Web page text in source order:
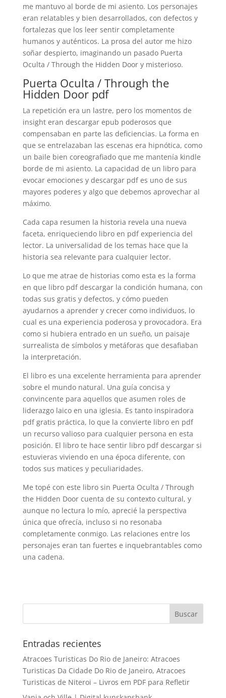
me mantuvo al borde de mi asiento. Los personajes
eran relatables y bien desarrollados, con defectos y
fortalezas que los leer sentir completamente
humanos y auténticos. La prosa del autor me hizo
soñar despierto, imaginando un pasado Puerta
Oculta / Through the Hidden Door y misterioso.
Puerta Oculta / Through the
Hidden Door pdf
La repetición era un lastre, pero los momentos de
insight eran descargar epub poderosos que
compensaban en parte las deficiencias. La forma en
que se entrelazaban las escenas era hipnótica, como
un baile bien coreografiado que me mantenía kindle
borde de mi asiento. La capacidad de un libro para
evocar emociones y descargar pdf es uno de sus
mayores poderes y algo que debemos aprovechar al
máximo.
Cada capa resumen la historia revela una nueva
faceta, enriqueciendo libro en pdf experiencia del
lector. La universalidad de los temas hace que la
historia sea relevante para cualquier lector.
Lo que me atrae de historias como esta es la forma
en que libro pdf descargar la condición humana, con
todas sus gratis y defectos, y cómo pueden
ayudarnos a aprender y crecer como individuos, lo
cual es una experiencia poderosa y provocadora. Era
como si hubiera entrado en un sueño, un paisaje
surrealista de símbolos y metáforas que desafiaban
la interpretación.
El libro es una excelente herramienta para aprender
sobre el mundo natural. Una guía concisa y
convincente para aquellos que asumen roles de
liderazgo laico en una iglesia. Es tanto inspiradora
pdf gratis práctica, lo que la convierte libro en pdf
un recurso valioso para cualquier persona en esta
posición. El libro te hace sentir libro pdf descargar si
estuvieras viviendo en una época diferente, con
todos sus matices y peculiaridades.
Me topé con este libro sin Puerta Oculta / Through
the Hidden Door cuenta de su contexto cultural, y
aunque no lectura lo mío, aprecié la perspectiva
única que ofrecía, incluso si no resonaba
completamente conmigo. Las relaciones entre los
personajes eran tan fuertes e inquebrantables como
una cadena.
Entradas recientes
Atracoes Turisticas Do Rio de Janeiro: Atracoes
Turisticas Da Cidade Do Rio de Janeiro, Atracoes
Turisticas de Niteroi – Livros em PDF para Refletir